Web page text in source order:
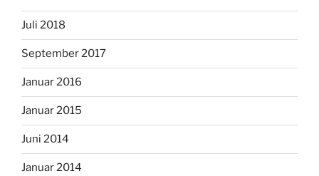
Juli 2018
September 2017
Januar 2016
Januar 2015
Juni 2014
Januar 2014